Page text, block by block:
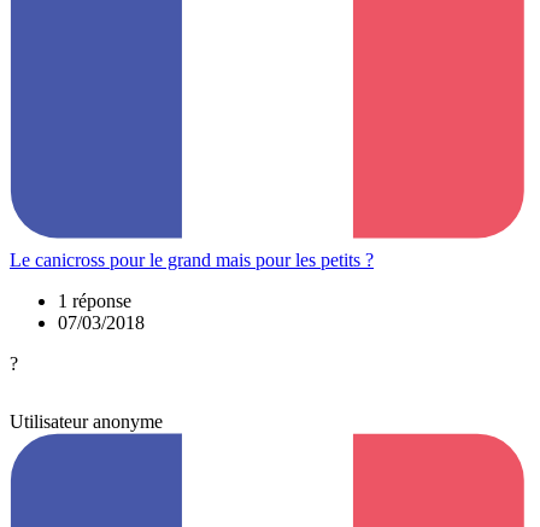
Le canicross pour le grand mais pour les petits ?
1 réponse
07/03/2018
?
Utilisateur anonyme